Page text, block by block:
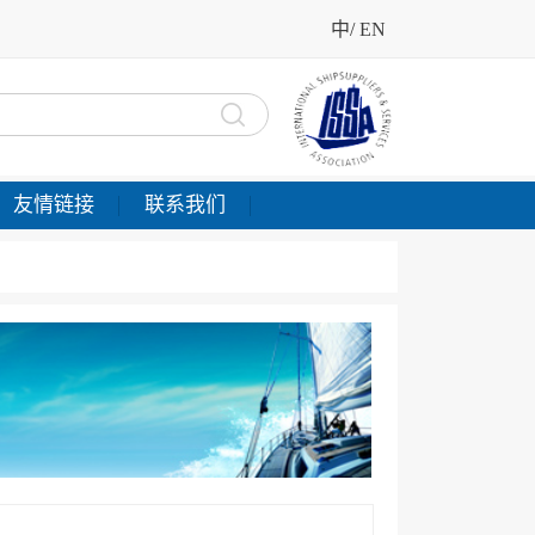
中/EN
友情链接 联系我们